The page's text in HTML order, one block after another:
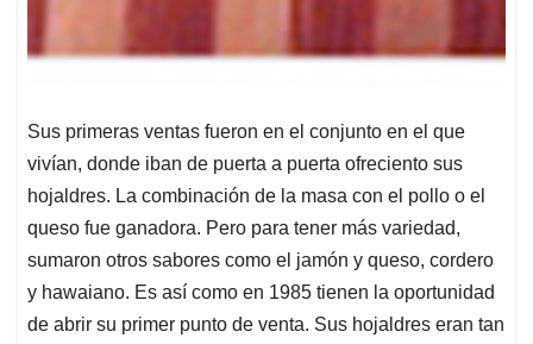
Sus primeras ventas fueron en el conjunto en el que
vivían, donde iban de puerta a puerta ofreciento sus
hojaldres. La combinación de la masa con el pollo o el
queso fue ganadora. Pero para tener más variedad,
sumaron otros sabores como el jamón y queso, cordero
y hawaiano. Es así como en 1985 tienen la oportunidad
de abrir su primer punto de venta. Sus hojaldres eran tan